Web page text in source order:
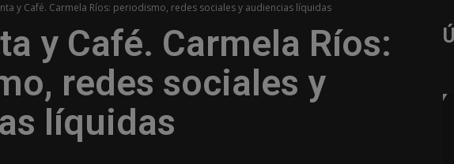
y Café. Carmela Ríos: periodismo, redes sociales y audiencias líquidas
y Café. Carmela Ríos:
redes sociales y
líquidas